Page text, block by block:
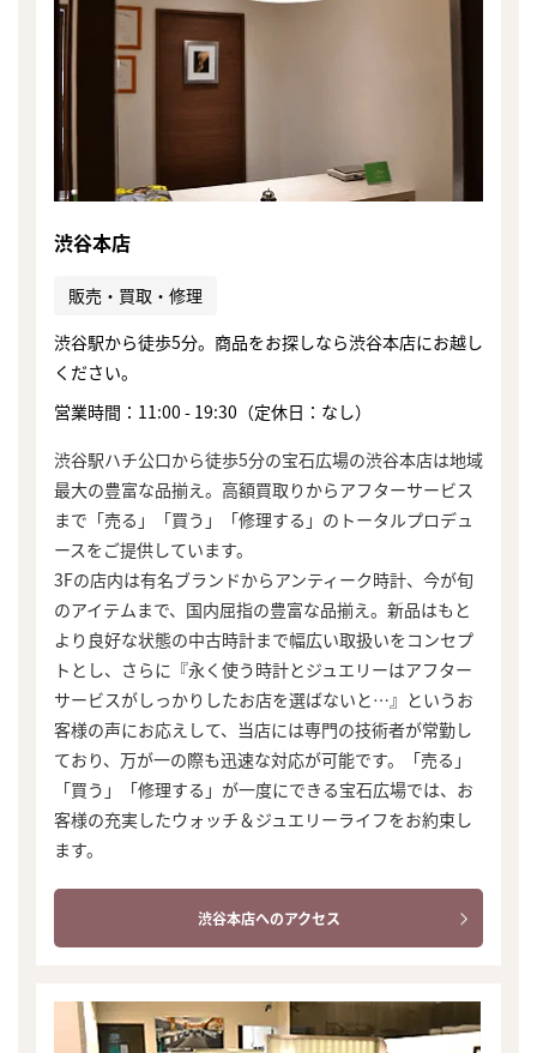
渋谷本店
販売・買取・修理
渋谷駅から徒歩5分。商品をお探しなら渋谷本店にお越し
ください。
営業時間：11:00 - 19:30（定休日：なし）
渋谷駅ハチ公口から徒歩5分の宝石広場の渋谷本店は地域
最大の豊富な品揃え。高額買取りからアフターサービス
まで「売る」「買う」「修理する」のトータルプロデュ
ースをご提供しています。
3Fの店内は有名ブランドからアンティーク時計、今が旬
のアイテムまで、国内屈指の豊富な品揃え。新品はもと
より良好な状態の中古時計まで幅広い取扱いをコンセプ
トとし、さらに『永く使う時計とジュエリーはアフター
サービスがしっかりしたお店を選ばないと…』というお
客様の声にお応えして、当店には専門の技術者が常勤し
ており、万が一の際も迅速な対応が可能です。「売る」
「買う」「修理する」が一度にできる宝石広場では、お
客様の充実したウォッチ＆ジュエリーライフをお約束し
ます。
渋谷本店へのアクセス
かんたん30秒でお試し査定